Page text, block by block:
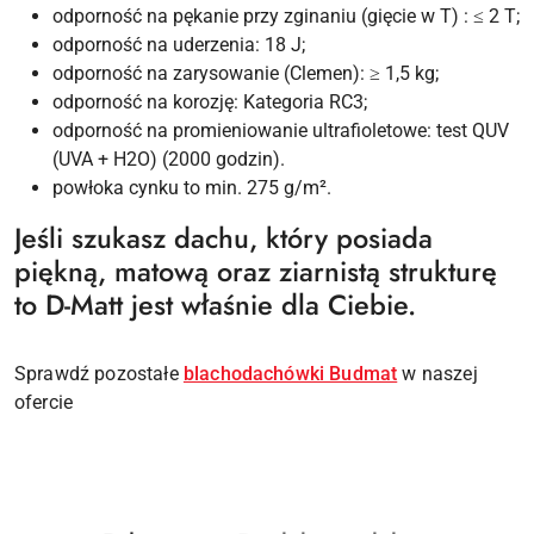
odporność na pękanie przy zginaniu (gięcie w T) : ≤ 2 T;
odporność na uderzenia: 18 J;
odporność na zarysowanie (Clemen): ≥ 1,5 kg;
odporność na korozję: Kategoria RC3;
odporność na promieniowanie ultrafioletowe: test QUV
(UVA + H2O) (2000 godzin).
powłoka cynku to min. 275 g/m².
Jeśli szukasz dachu, który posiada
piękną, matową oraz ziarnistą strukturę
to D-Matt jest właśnie dla Ciebie.
Sprawdź pozostałe blachodachówki Budmat w naszej
ofercie